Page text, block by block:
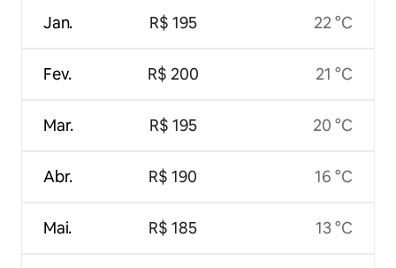
Jan.
Fev.
Mar.
Abr.
Mai.
R$ 195
R$ 200
R$ 195
R$ 190
R$ 185
22 °C
21 °C
20 °C
16 °C
13 °C